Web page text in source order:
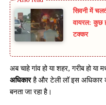
सिवनी में
वायरल: कुछ
टक्कर
अब चाहे गांव हो या शहर, गरीब हो या
अधिकारहै और टेली लॉ इस अधिकार
बनता जा रहा है।